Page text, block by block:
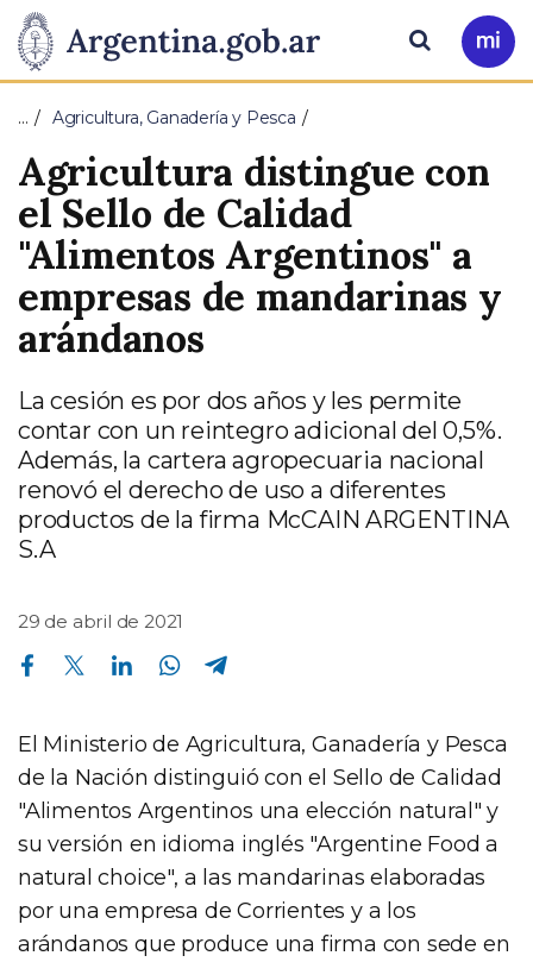
Presidencia
de
Nación
Pasar al contenido principal
Ir
a
Buscar
… Agricultura, Ganadería y Pesca
Agricultura distingue con
el Sello de Calidad
"Alimentos Argentinos" a
empresas de mandarinas y
arándanos
La cesión es por dos años y les permite
contar con un reintegro adicional del 0,5%.
Además, la cartera agropecuaria nacional
renovó el derecho de uso a diferentes
productos de la firma McCAIN ARGENTINA
S.A
29 de abril de 2021
Compartir en Facebook Compartir en Twitter Compartir en Linkedin Compartir en Whatsapp
El Ministerio de Agricultura, Ganadería y Pesca
de la Nación distinguió con el Sello de Calidad
"Alimentos Argentinos una elección natural" y
su versión en idioma inglés "Argentine Food a
natural choice", a las mandarinas elaboradas
por una empresa de Corrientes y a los
arándanos que produce una firma con sede en